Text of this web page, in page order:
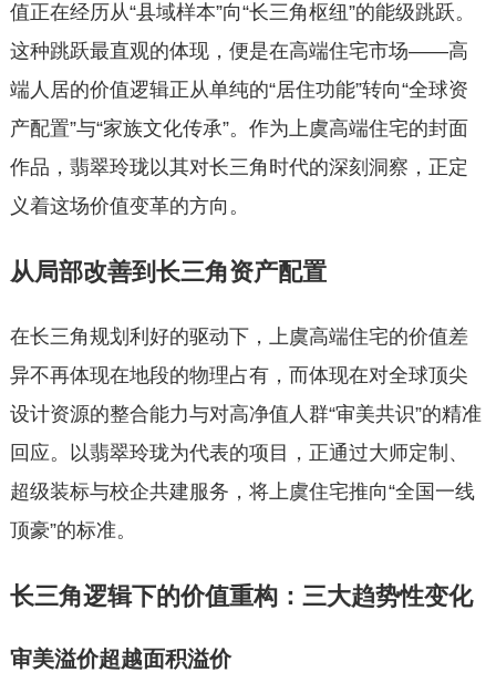
值正在经历从“县域样本”向“长三角枢纽”的能级跳跃。
这种跳跃最直观的体现，便是在高端住宅市场——高
端人居的价值逻辑正从单纯的“居住功能”转向“全球资
产配置”与“家族文化传承”。作为上虞高端住宅的封面
作品，翡翠玲珑以其对长三角时代的深刻洞察，正定
义着这场价值变革的方向。
从局部改善到长三角资产配置
在长三角规划利好的驱动下，上虞高端住宅的价值差
异不再体现在地段的物理占有，而体现在对全球顶尖
设计资源的整合能力与对高净值人群“审美共识”的精准
回应。以翡翠玲珑为代表的项目，正通过大师定制、
超级装标与校企共建服务，将上虞住宅推向“全国一线
顶豪”的标准。
长三角逻辑下的价值重构：三大趋势性变化
审美溢价超越面积溢价